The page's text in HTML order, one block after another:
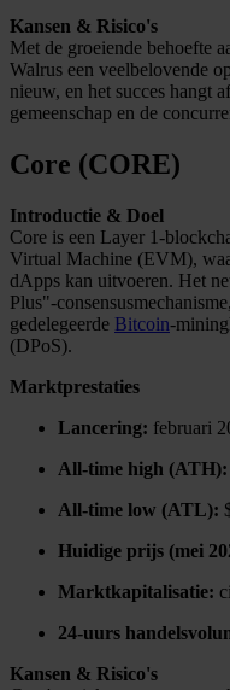
Kansen & Risico's
Met de groeiende behoefte
Walrus een veelbelovende
nieuw, en het succes hangt
gemeenschap en de
Core (CORE)
Introductie & Doel
Core is een Layer 1-
Virtual Machine (EVM),
dApps kan uitvoeren. Het
Plus"-
gedelegeerde Bitcoin-
(DPoS).
Marktprestaties
Lancering: februari
All-time high (ATH):
All-time low (ATL):
Huidige prijs (mei
Marktkapitalisatie:
24-uurs
Kansen & Risico's